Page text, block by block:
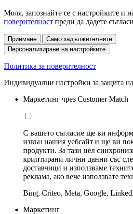
Моля, запознайте се с настройките и
поверителност преди да дадете
Приемане
Само задължителните
Персонализиране на настройките
Политика за поверителност
Индивидуални настройки за защита
Маркетинг чрез Customer Match
С вашето съгласие ще ви
извън нашия уебсайт и ще ви
продукти. За тази цел
криптирани лични данни със
доставчици и използваме
реклама, ако вече използвате
Bing, Criteo, Meta, Google,
Маркетинг